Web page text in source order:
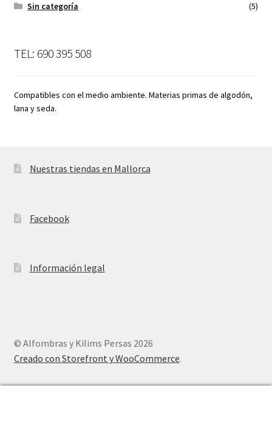
Sin categoría
(5)
TEL: 690 395 508
Compatibles con el medio ambiente. Materias primas de algodón,
lana y seda.
Nuestras tiendas en Mallorca
Facebook
Información legal
© Alfombras y Kilims Persas 2026
Creado con Storefront y WooCommerce.